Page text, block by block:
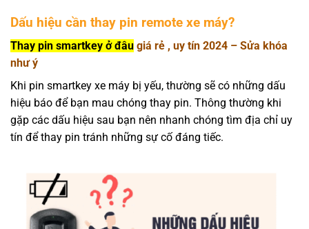
Dấu hiệu cần thay pin remote xe máy?
Thay pin smartkey ở đâu giá rẻ , uy tín 2024 – Sửa khóa
như ý
Khi pin smartkey xe máy bị yếu, thường sẽ có những dấu
hiệu báo để bạn mau chóng thay pin. Thông thường khi
gặp các dấu hiệu sau bạn nên nhanh chóng tìm địa chỉ uy
tín để thay pin tránh những sự cố đáng tiếc.